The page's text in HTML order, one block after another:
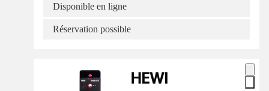
Disponible en ligne
Réservation possible